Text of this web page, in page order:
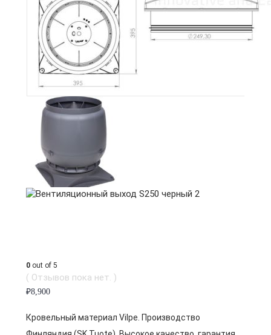
0 out of 5
( Отзывов пока нет. )
₽8,900
Кровельный материал Vilpe. Производство